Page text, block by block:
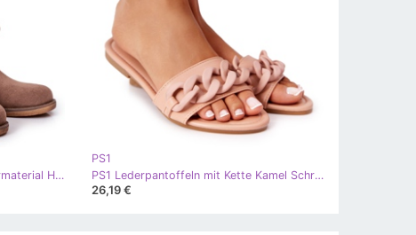
PS1 Stiefel mit doppeltem Obermaterial Hellbraun Violetta khaki
PS1
PS1 Lederpantoffeln mit Kette Kamel Schritt für Schritt khaki
26,19 €